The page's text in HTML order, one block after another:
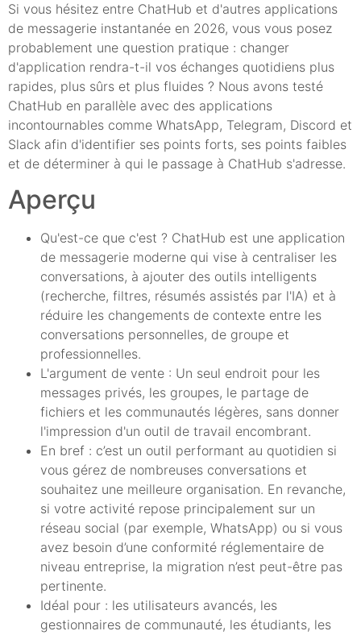
Si vous hésitez entre ChatHub et d'autres applications
de messagerie instantanée en 2026, vous vous posez
probablement une question pratique : changer
d'application rendra-t-il vos échanges quotidiens plus
rapides, plus sûrs et plus fluides ? Nous avons testé
ChatHub en parallèle avec des applications
incontournables comme WhatsApp, Telegram, Discord et
Slack afin d'identifier ses points forts, ses points faibles
et de déterminer à qui le passage à ChatHub s'adresse.
Aperçu
Qu'est-ce que c'est ? ChatHub est une application
de messagerie moderne qui vise à centraliser les
conversations, à ajouter des outils intelligents
(recherche, filtres, résumés assistés par l'IA) et à
réduire les changements de contexte entre les
conversations personnelles, de groupe et
professionnelles.
L'argument de vente : Un seul endroit pour les
messages privés, les groupes, le partage de
fichiers et les communautés légères, sans donner
l'impression d'un outil de travail encombrant.
En bref : c’est un outil performant au quotidien si
vous gérez de nombreuses conversations et
souhaitez une meilleure organisation. En revanche,
si votre activité repose principalement sur un
réseau social (par exemple, WhatsApp) ou si vous
avez besoin d’une conformité réglementaire de
niveau entreprise, la migration n’est peut-être pas
pertinente.
Idéal pour : les utilisateurs avancés, les
gestionnaires de communauté, les étudiants, les